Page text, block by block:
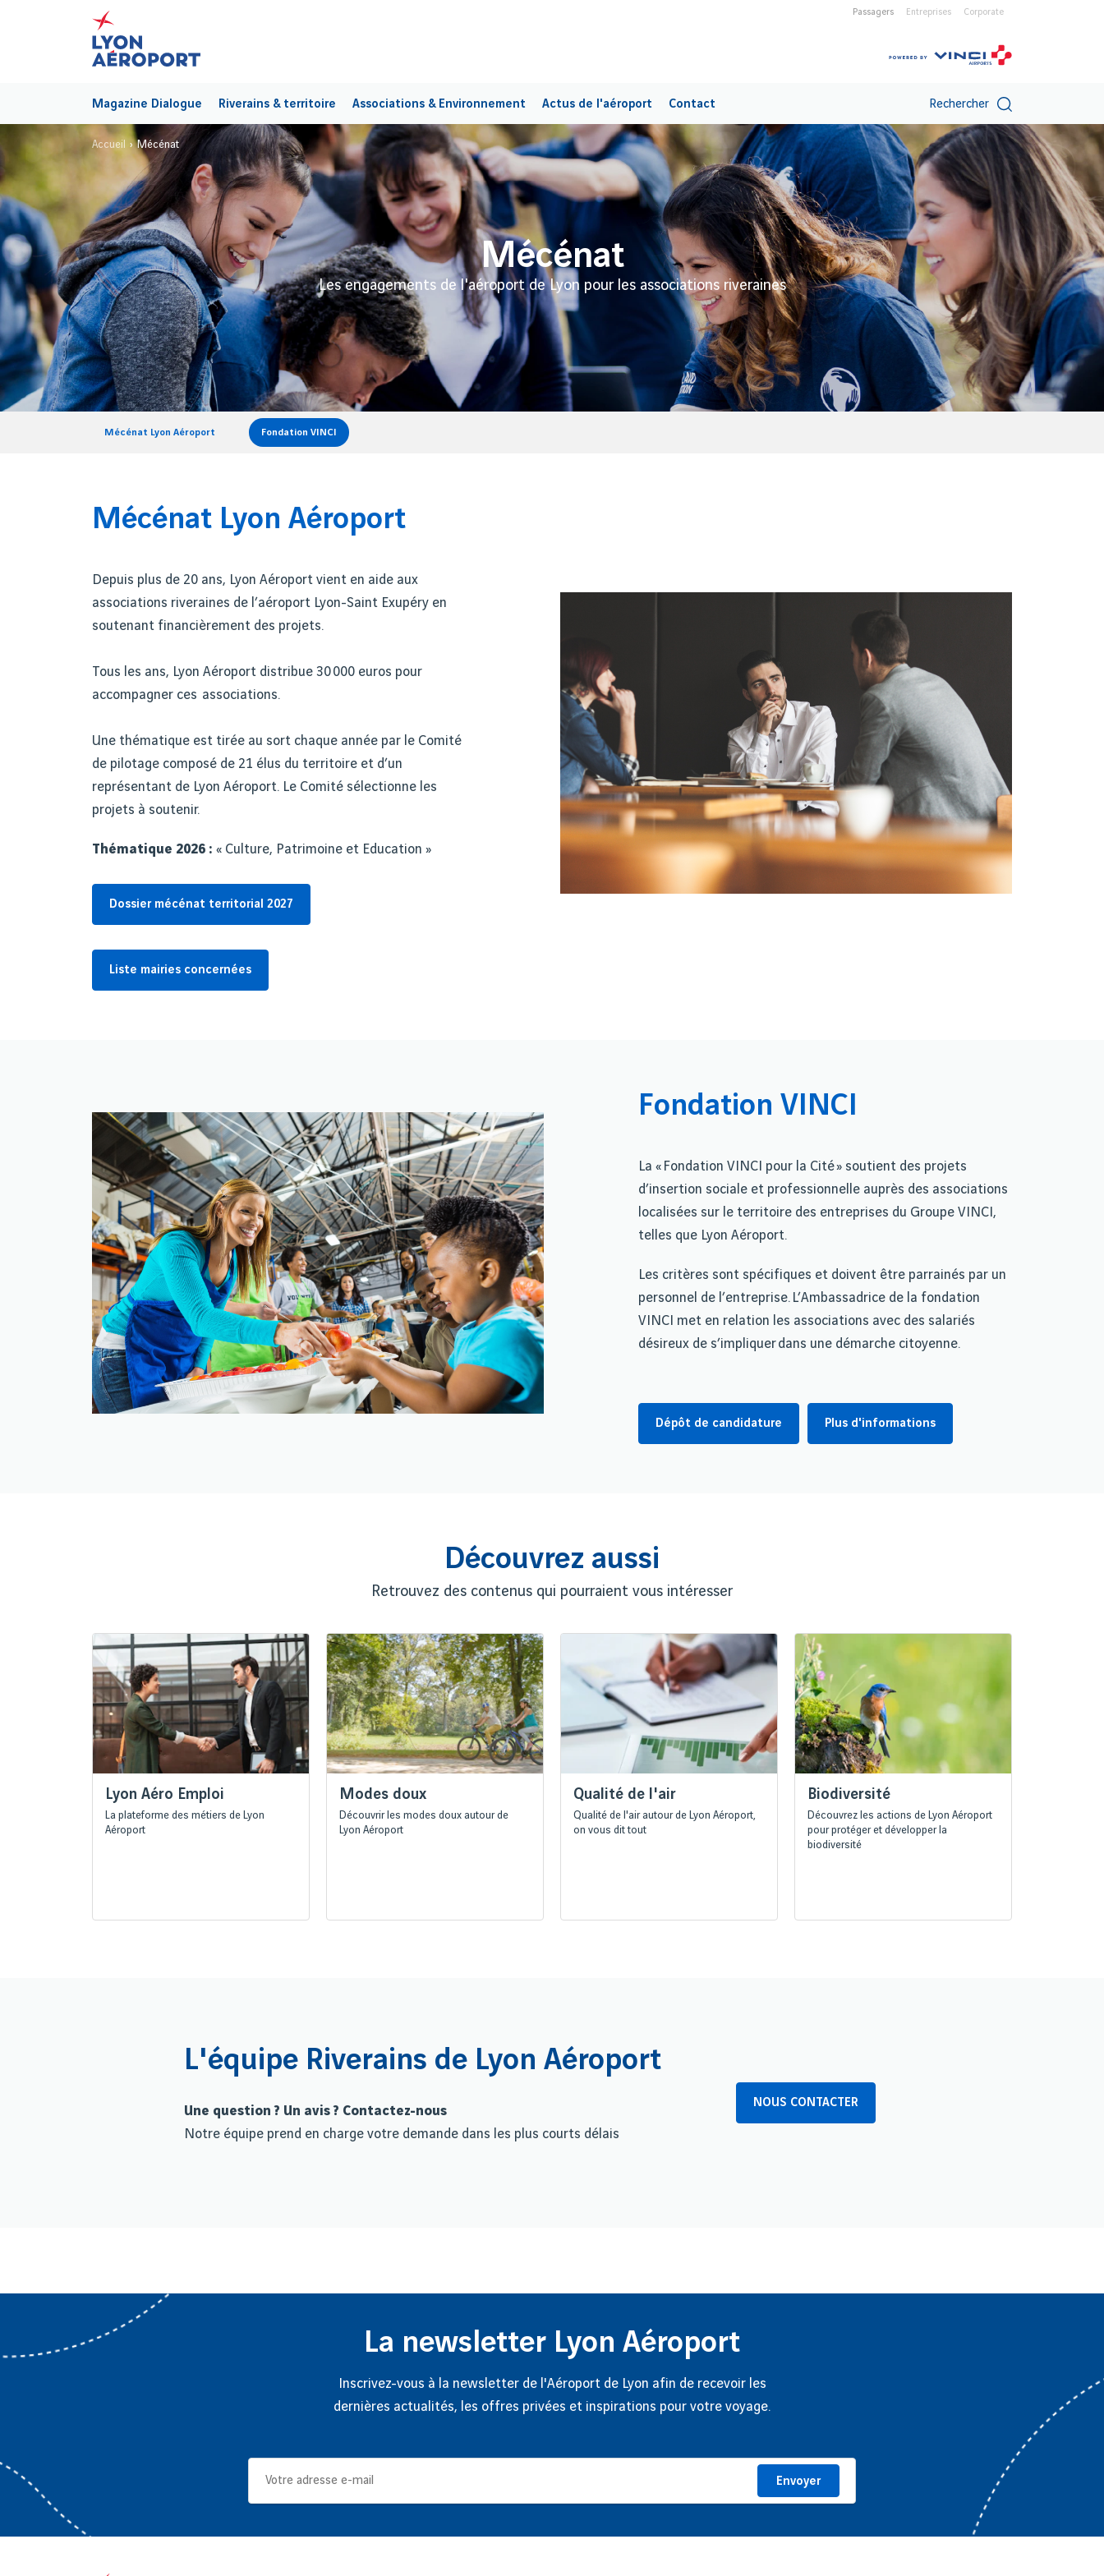
Passagers Entreprises Corporate
Magazine Dialogue Riverains & territoire Associations & Environnement Actus de l'aéroport Contact Rechercher
Accueil Mécénat
Mécénat
Les engagements de l'aéroport de Lyon pour les associations riveraines
Mécénat Lyon Aéroport Fondation VINCI
Mécénat Lyon Aéroport
Depuis plus de 20 ans, Lyon Aéroport vient en aide aux
associations riveraines de l’aéroport Lyon-Saint Exupéry en
soutenant financièrement des projets.
Tous les ans, Lyon Aéroport distribue 30 000 euros pour
accompagner ces associations.
Une thématique est tirée au sort chaque année par le Comité
de pilotage composé de 21 élus du territoire et d’un
représentant de Lyon Aéroport. Le Comité sélectionne les
projets à soutenir.
Thématique 2026 : « Culture, Patrimoine et Education »
Dossier mécénat territorial 2027
Liste mairies concernées
Fondation VINCI
La « Fondation VINCI pour la Cité » soutient des projets
d’insertion sociale et professionnelle auprès des associations
localisées sur le territoire des entreprises du Groupe VINCI,
telles que Lyon Aéroport.
Les critères sont spécifiques et doivent être parrainés par un
personnel de l’entreprise. L’Ambassadrice de la fondation
VINCI met en relation les associations avec des salariés
désireux de s’impliquer dans une démarche citoyenne.
Dépôt de candidature Plus d'informations
Découvrez aussi
Retrouvez des contenus qui pourraient vous intéresser
Lyon Aéro Emploi
La plateforme des métiers de Lyon
Aéroport
Modes doux
Découvrir les modes doux autour de
Lyon Aéroport
Qualité de l'air
Qualité de l'air autour de Lyon Aéroport,
on vous dit tout
Biodiversité
Découvrez les actions de Lyon Aéroport
pour protéger et développer la
biodiversité
L'équipe Riverains de Lyon Aéroport
Une question ? Un avis ? Contactez-nous
Notre équipe prend en charge votre demande dans les plus courts délais
NOUS CONTACTER
La newsletter Lyon Aéroport
Inscrivez-vous à la newsletter de l'Aéroport de Lyon afin de recevoir les
dernières actualités, les offres privées et inspirations pour votre voyage.
Envoyer